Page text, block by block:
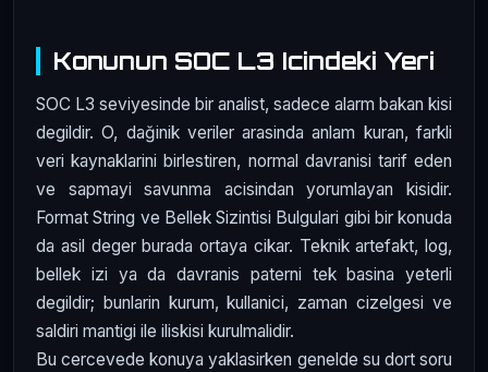
Konunun SOC L3 Icindeki Yeri
SOC L3 seviyesinde bir analist, sadece alarm bakan kisi
degildir. O, dağinik veriler arasinda anlam kuran, farkli
veri kaynaklarini birlestiren, normal davranisi tarif eden
ve sapmayi savunma acisindan yorumlayan kisidir.
Format String ve Bellek Sizintisi Bulgulari gibi bir konuda
da asil deger burada ortaya cikar. Teknik artefakt, log,
bellek izi ya da davranis paterni tek basina yeterli
degildir; bunlarin kurum, kullanici, zaman cizelgesi ve
saldiri mantigi ile iliskisi kurulmalidir.
Bu cercevede konuya yaklasirken genelde su dort soru